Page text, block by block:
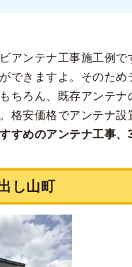
アンテナ工事施工例
できますよ。そのた
ちろん、既存アンテ
格安価格でアンテナ設
すめのアンテナ工事、
し山町